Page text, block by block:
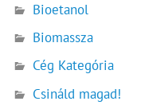
Bioetanol
Biomassza
Cég Kategória
Csináld magad!